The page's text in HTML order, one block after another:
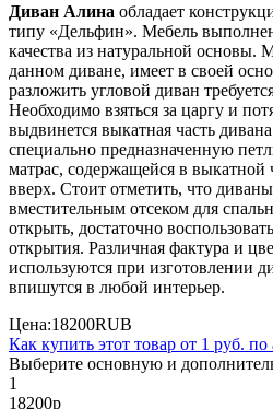
Диван Алина обладает
типу «Дельфин». Мебель
качества из натуральной основы.
данном диване, имеет в своей
разложить угловой диван
Необходимо взяться за царгу и
выдвинется выкатная часть
специально предназначенную
матрас, содержащейся в выкатной
вверх. Стоит отметить, что
вместительным отсеком для
открыть, достаточно
открытия. Различная фактура и
используются при изготовлении
впишутся в любой интерьер.
Цена:18200RUB
Как купить этот товар от 1 руб. по
Выберите основную и
1
18200р